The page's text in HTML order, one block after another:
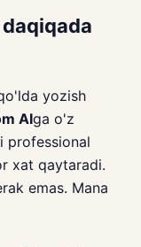
yozish
AIga o'z
professional
xat qaytaradi.
emas. Mana